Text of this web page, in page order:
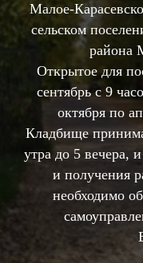
Малое-
сельском
района
Открытое для
сентябрь с 9
октября по
Кладбище
утра до 5 вечера,
и получения
необходимо